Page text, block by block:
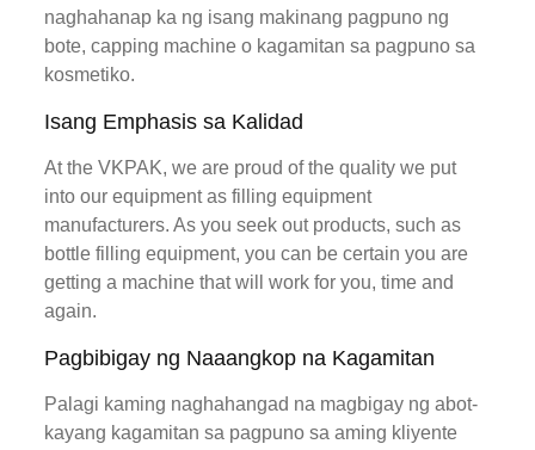
naghahanap ka ng isang makinang pagpuno ng
bote, capping machine o kagamitan sa pagpuno sa
kosmetiko.
Isang Emphasis sa Kalidad
At the VKPAK, we are proud of the quality we put
into our equipment as filling equipment
manufacturers. As you seek out products, such as
bottle filling equipment, you can be certain you are
getting a machine that will work for you, time and
again.
Pagbibigay ng Naaangkop na Kagamitan
Palagi kaming naghahangad na magbigay ng abot-
kayang kagamitan sa pagpuno sa aming kliyente